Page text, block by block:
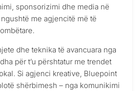
sponsorizimi dhe media në
me agjencitë më të
dhe teknika të avancuara nga
për t’u përshtatur me trendet
Si agjenci kreative, Bluepoint
shërbimesh – nga komunikimi